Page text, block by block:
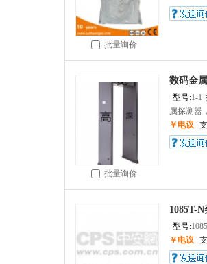
批量询价
批量询价
数码金
型号:1-1
属探测器
￥电议
1085T-
型号:
￥电议